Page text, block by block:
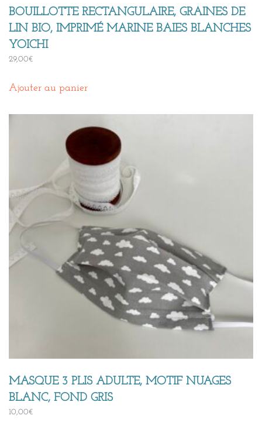
BOUILLOTTE RECTANGULAIRE, GRAINES DE
LIN BIO, IMPRIMÉ MARINE BAIES BLANCHES
YOICHI
29,00€
Ajouter au panier
MASQUE 3 PLIS ADULTE, MOTIF NUAGES
BLANC, FOND GRIS
10,00€